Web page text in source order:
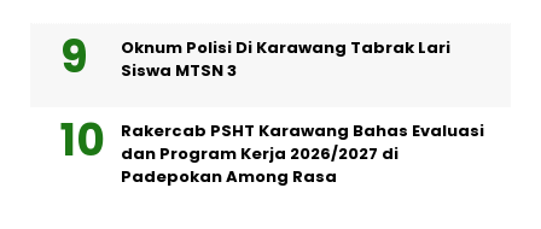
Oknum Polisi Di Karawang Tabrak Lari
Siswa MTSN 3
Rakercab PSHT Karawang Bahas Evaluasi
dan Program Kerja 2026/2027 di
Padepokan Among Rasa